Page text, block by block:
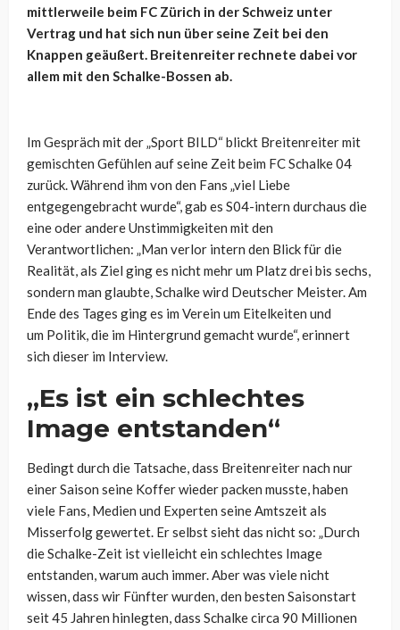
mittlerweile beim FC Zürich in der Schweiz unter
Vertrag und hat sich nun über seine Zeit bei den
Knappen geäußert. Breitenreiter rechnete dabei vor
allem mit den Schalke-Bossen ab.
Im Gespräch mit der „Sport BILD“ blickt Breitenreiter mit
gemischten Gefühlen auf seine Zeit beim FC Schalke 04
zurück. Während ihm von den Fans „viel Liebe
entgegengebracht wurde“, gab es S04-intern durchaus die
eine oder andere Unstimmigkeiten mit den
Verantwortlichen: „Man verlor intern den Blick für die
Realität, als Ziel ging es nicht mehr um Platz drei bis sechs,
sondern man glaubte, Schalke wird Deutscher Meister. Am
Ende des Tages ging es im Verein um Eitelkeiten und
um Politik, die im Hintergrund gemacht wurde“, erinnert
sich dieser im Interview.
„Es ist ein schlechtes
Image entstanden“
Bedingt durch die Tatsache, dass Breitenreiter nach nur
einer Saison seine Koffer wieder packen musste, haben
viele Fans, Medien und Experten seine Amtszeit als
Misserfolg gewertet. Er selbst sieht das nicht so: „Durch
die Schalke-Zeit ist vielleicht ein schlechtes Image
entstanden, warum auch immer. Aber was viele nicht
wissen, dass wir Fünfter wurden, den besten Saisonstart
seit 45 Jahren hinlegten, dass Schalke circa 90 Millionen